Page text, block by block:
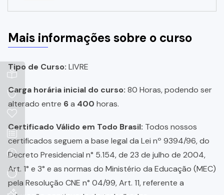
Mais informações sobre o curso
Tipo de Curso: LIVRE
Carga horária inicial do curso: 80 Horas, podendo ser
alterado entre 6a 400 horas.
Certificado Válido em Todo Brasil: Todos nossos
certificados seguem a base legal da Lei nº 9394/96, do
Decreto Presidencial n° 5.154, de 23 de julho de 2004,
Art. 1° e 3° e as normas do Ministério da Educação (MEC)
pela Resolução CNE n° 04/99, Art. 11, referente a